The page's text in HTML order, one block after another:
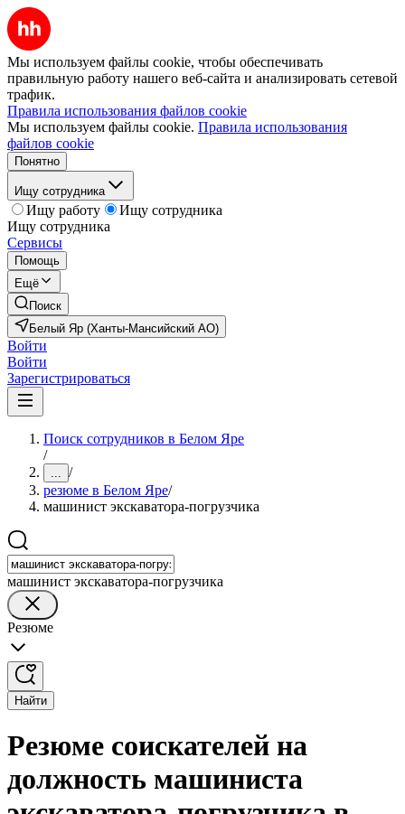
Мы используем файлы cookie, чтобы обеспечивать
правильную работу нашего веб-сайта и анализировать сетевой
трафик.
Правила использования файлов cookie
Мы используем файлы cookie. Правила использования
файлов cookie
Понятно
Ищу сотрудника
Ищу работу
Ищу сотрудника
Ищу сотрудника
Сервисы
Помощь
Ещё
Поиск
Белый Яр (Ханты-Мансийский АО)
Войти
Войти
Зарегистрироваться
Поиск сотрудников в Белом Яре
/
... /
резюме в Белом Яре/
машинист экскаватора-погрузчика
машинист экскаватора-погрузчика
Резюме
Найти
Резюме соискателей на
должность машиниста